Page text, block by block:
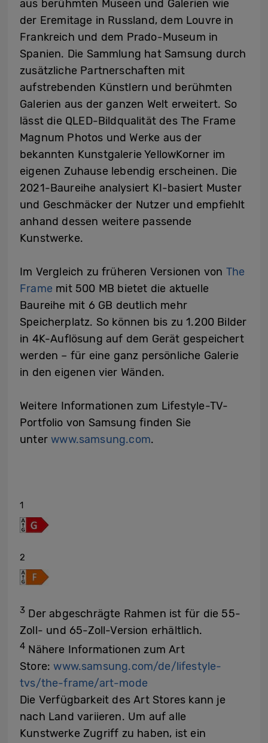
aus berühmten Museen und Galerien wie
der Eremitage in Russland, dem Louvre in
Frankreich und dem Prado-Museum in
Spanien. Die Sammlung hat Samsung durch
zusätzliche Partnerschaften mit
aufstrebenden Künstlern und berühmten
Galerien aus der ganzen Welt erweitert. So
lässt die QLED-Bildqualität des The Frame
Magnum Photos und Werke aus der
bekannten Kunstgalerie YellowKorner im
eigenen Zuhause lebendig erscheinen. Die
2021-Baureihe analysiert KI-basiert Muster
und Geschmäcker der Nutzer und empfiehlt
anhand dessen weitere passende
Kunstwerke.
Im Vergleich zu früheren Versionen von The
Frame mit 500 MB bietet die aktuelle
Baureihe mit 6 GB deutlich mehr
Speicherplatz. So können bis zu 1.200 Bilder
in 4K-Auflösung auf dem Gerät gespeichert
werden – für eine ganz persönliche Galerie
in den eigenen vier Wänden.
Weitere Informationen zum Lifestyle-TV-
Portfolio von Samsung finden Sie
unterwww.samsung.com.
1
2
3 Der abgeschrägte Rahmen ist für die 55-
Zoll- und 65-Zoll-Version erhältlich.
4 Nähere Informationen zum Art
Store:www.samsung.com/de/lifestyle-
tvs/the-frame/art-mode
Die Verfügbarkeit des Art Stores kann je
nach Land variieren. Um auf alle
Kunstwerke Zugriff zu haben, ist ein